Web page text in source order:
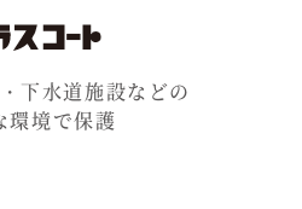
下水道施設などの
環境で保護